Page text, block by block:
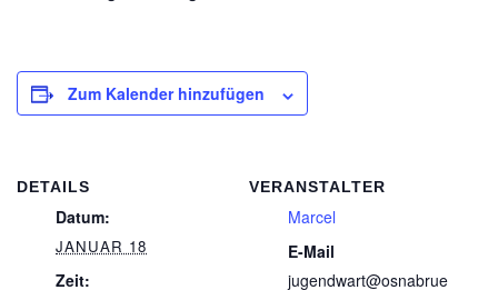
Zum Kalender hinzufügen
DETAILS
Datum:
JANUAR 18
Zeit:
VERANSTALTER
Marcel
E-Mail
jugendwart@osnabrue